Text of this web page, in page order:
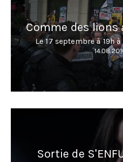
Comme des
Le 17 septembre à 19h
Sortie de